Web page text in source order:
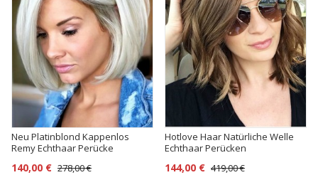
Neu Platinblond Kappenlos
Remy Echthaar Perücke
140,00 € 278,00 €
Hotlove Haar Natürliche Welle
Echthaar Perücken
144,00 € 419,00 €